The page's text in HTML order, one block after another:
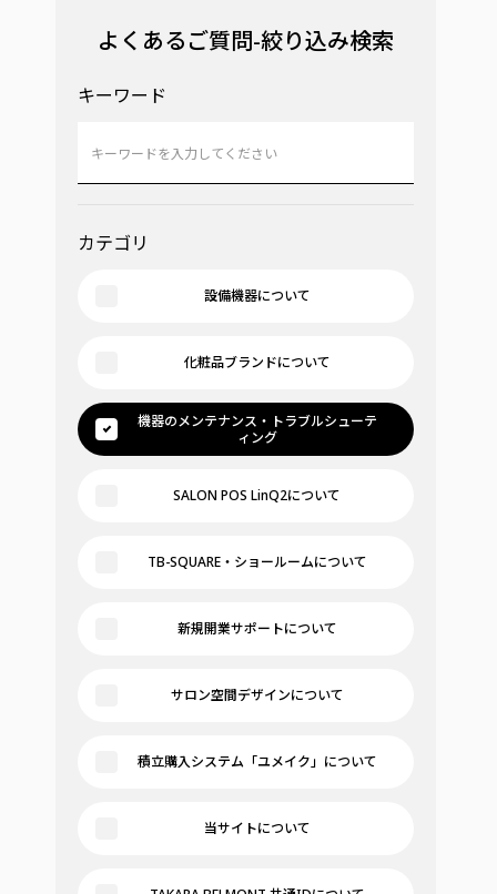
よくあるご質問-絞り込み検索
キーワード
カテゴリ
設備機器について
化粧品ブランドについて
機器のメンテナンス・トラブルシューテ
ィング
SALON POS LinQ2について
TB-SQUARE・ショールームについて
新規開業サポートについて
サロン空間デザインについて
積立購入システム「ユメイク」について
当サイトについて